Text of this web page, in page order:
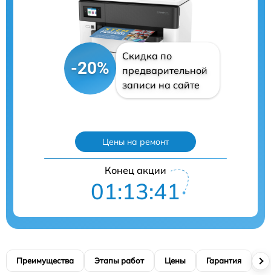
-20%
Скидка по
предварительной
записи на сайте
Цены на ремонт
Конец акции
01:13:40
Преимущества Этапы работ Цены Гарантия